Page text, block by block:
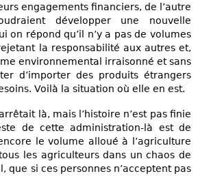
engagements financiers, de l’autre
développer une nouvelle
on répond qu’il n’y a pas de volumes
la responsabilité aux autres et,
environnemental irraisonné et sans
d’importer des produits étrangers
Voilà la situation où elle en est.
là, mais l’histoire n’est pas finie
de cette administration-là est de
le volume alloué à l’agriculture
les agriculteurs dans un chaos de
que si ces personnes n’acceptent pas